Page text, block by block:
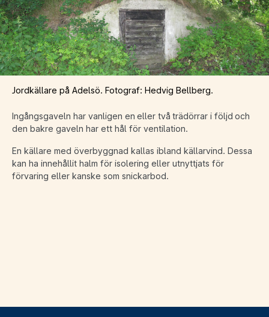
Jordkällare på Adelsö. Fotograf: Hedvig Bellberg.
Ingångsgaveln har vanligen en eller två trädörrar i följd och
den bakre gaveln har ett hål för ventilation.
En källare med överbyggnad kallas ibland källarvind. Dessa
kan ha innehållit halm för isolering eller utnyttjats för
förvaring eller kanske som snickarbod.